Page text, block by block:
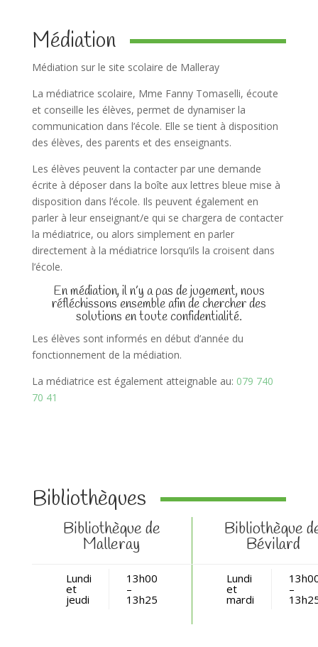
Médiation
Médiation sur le site scolaire de Malleray
La médiatrice scolaire, Mme Fanny Tomaselli, écoute
et conseille les élèves, permet de dynamiser la
communication dans l’école. Elle se tient à disposition
des élèves, des parents et des enseignants.
Les élèves peuvent la contacter par une demande
écrite à déposer dans la boîte aux lettres bleue mise à
disposition dans l’école. Ils peuvent également en
parler à leur enseignant/e qui se chargera de contacter
la médiatrice, ou alors simplement en parler
directement à la médiatrice lorsqu’ils la croisent dans
l’école.
En médiation, il n’y a pas de jugement, nous
réfléchissons ensemble afin de chercher des
solutions en toute confidentialité.
Les élèves sont informés en début d’année du
fonctionnement de la médiation.
La médiatrice est également atteignable au: 079 740
70 41
Bibliothèques
Bibliothèque de
Malleray
Bibliothèque
Bévilard
Lundi
et
jeudi
13h00
–
13h25
Lundi
et
mardi
–